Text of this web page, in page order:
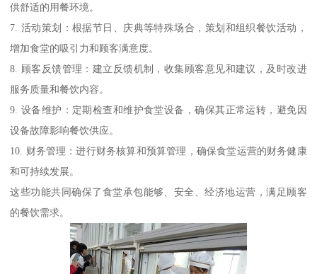
供舒适的用餐环境。
7. 活动策划：根据节日、庆典等特殊场合，策划和组织餐饮活动，
增加食堂的吸引力和顾客满意度。
8. 顾客反馈管理：建立反馈机制，收集顾客意见和建议，及时改进
服务质量和餐饮内容。
9. 设备维护：定期检查和维护食堂设备，确保其正常运转，避免因
设备故障影响餐饮供应。
10. 财务管理：进行财务核算和预算管理，确保食堂运营的财务健康
和可持续发展。
这些功能共同确保了食堂承包能够、安全、经济地运营，满足顾客
的餐饮需求。